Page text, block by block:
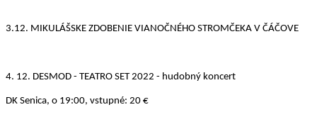
3.12. MIKULÁŠSKE ZDOBENIE VIANOČNÉHO STROMČEKA V ČÁČOVE
4. 12. DESMOD - TEATRO SET 2022 - hudobný koncert
DK Senica, o 19:00, vstupné: 20 €